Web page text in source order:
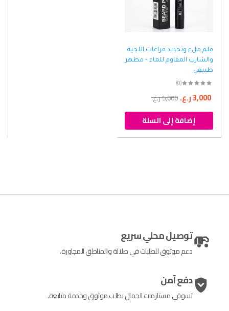
قلم ملء وتحديد فراغات اللحية
والشارب المقاوم للماء – مظهر
طبيعي
(0)
5,000ر.ع. 3,000ر.ع.
إضافة إلى السلة
توصيل محلي سريع
دعم موثوق للطلبات في صلالة والمناطق المجاورة.
دفع آمن
تسوقي مستلزمات الجمال بطلب موثوق وخدمة متابعة.